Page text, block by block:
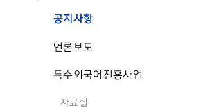
공지사항
언론보도
특수외국어진흥사업
자료실